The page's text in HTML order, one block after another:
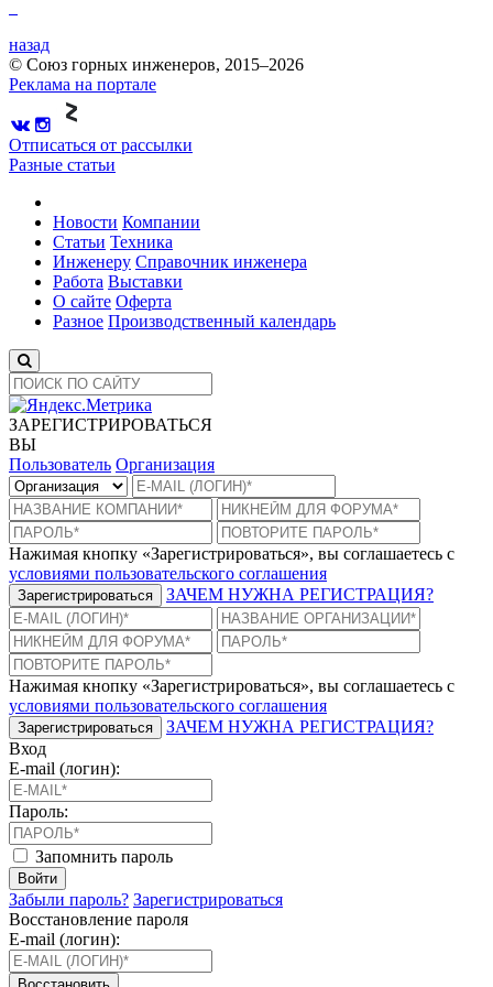
назад
© Союз горных инженеров, 2015–2026
Реклама на портале
Отписаться от рассылки
Разные статьи
Новости Компании
Статьи Техника
Инженеру Справочник инженера
Работа Выставки
О сайте Оферта
Разное Производственный календарь
ЗАРЕГИСТРИРОВАТЬСЯ
ВЫ
Пользователь Организация
Нажимая кнопку «Зарегистрироваться», вы соглашаетесь с
условиями пользовательского соглашения
Зарегистрироваться ЗАЧЕМ НУЖНА РЕГИСТРАЦИЯ?
Нажимая кнопку «Зарегистрироваться», вы соглашаетесь с
условиями пользовательского соглашения
Зарегистрироваться
ЗАЧЕМ НУЖНА РЕГИСТРАЦИЯ?
Вход
E-mail (логин):
Пароль:
Запомнить пароль
Войти
Забыли пароль? Зарегистрироваться
Восстановление пароля
E-mail (логин):